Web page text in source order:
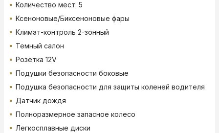
Количество мест: 5
Ксеноновые/Биксеноновые фары
Климат-контроль 2-зонный
Темный салон
Розетка 12V
Подушки безопасности боковые
Подушка безопасности для защиты коленей водителя
Датчик дождя
Полноразмерное запасное колесо
Легкосплавные диски